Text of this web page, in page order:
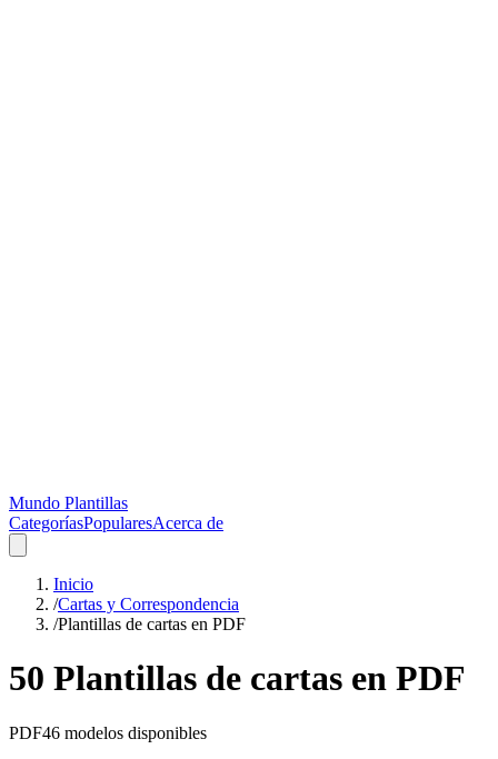
Mundo Plantillas
CategoríasPopularesAcerca de
Inicio
/Cartas y Correspondencia
/Plantillas de cartas en PDF
50 Plantillas de cartas en PDF
PDF46 modelos disponibles